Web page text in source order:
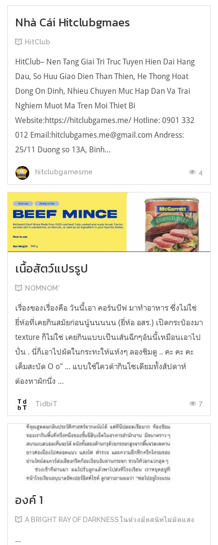
Nhà Cái Hitclubgmaes
HitClub
HitClub– Nen Tang Giai Tri Truc Tuyen Hien Dai Hang
Dau, So Huu Giao Dien Than Thien, He Thong Hoat
Dong On Dinh, Nhieu Chuyen Muc Hap Dan Va Trai
Nghiem Muot Ma Tren Moi Thiet Bi
Website:https://hitclubgames.me/ Hotline: 0901 332
012 Email:hitclubgames.me@gmail.com Andress:
25/11 Duong so 13A, Binh...
hitclubgamesme 4
เนื้อสัตว์แปรรูป
NOMNOM*
เรื่องของเรื่องคือ วันนี้เอา คอร์นบีฟ มาทำอาหาร ซึ่งไม่ใช่
ยี่ห้อที่เคยกินสมัยก่อนนู้นนนนน (ยี่ห้อ อสร.) เปิดกระป๋องมา
texture ก็ไม่ใช่ เคยกินแบบเป็นเส้นฉีกๆอันนี้เหมือนเอาไป
ปั่น . นี่ก็เอาไปผัดในกระทะให้แห้งๆ ลองชิมดู .. คะ คะ คะ
เค็มสะบัด O o" ... แบบใช้โควต้ากินโซเดียมทั้งสัปดาห์
ต้องหาผักนึ่ง ...
TidbiT 7
องค์ 1
A BRIGHT RAY OF DARKNESS ในห้วงมืดสนิทไม่มิดแสง
...